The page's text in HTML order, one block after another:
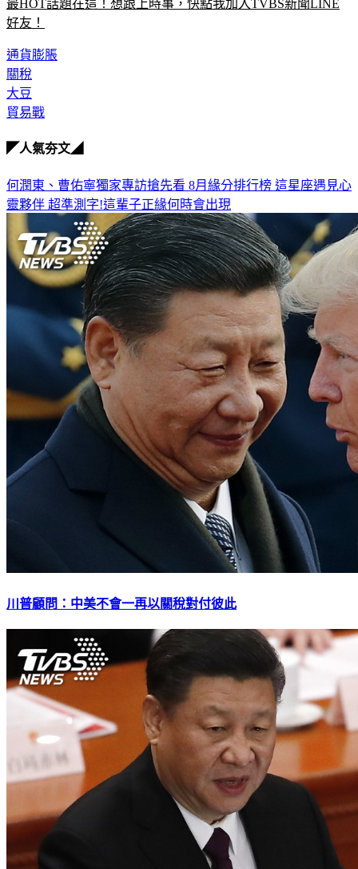
最HOT話題在這！想跟上時事，快點我加入TVBS新聞LINE
好友！
通貨膨脹
關稅
大豆
貿易戰
◤人氣夯文◢
何潤東、曹佑寧獨家專訪搶先看 8月緣分排行榜 這星座遇見心
靈夥伴 超準測字!這輩子正緣何時會出現
川普顧問：中美不會一再以關稅對付彼此